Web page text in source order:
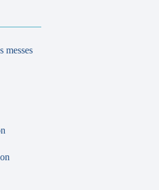
messes